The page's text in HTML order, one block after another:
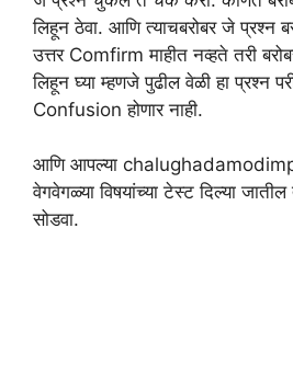
लिहून ठेवा. आणि त्याचबरोबर जे प्रश्न
उत्तर Comfirm माहीत नव्हते तरी
लिहून घ्या म्हणजे पुढील वेळी हा प्रश्न
Confusion होणार नाही.
आणि आपल्या
वेगवेगळ्या विषयांच्या टेस्ट दिल्या
सोडवा.